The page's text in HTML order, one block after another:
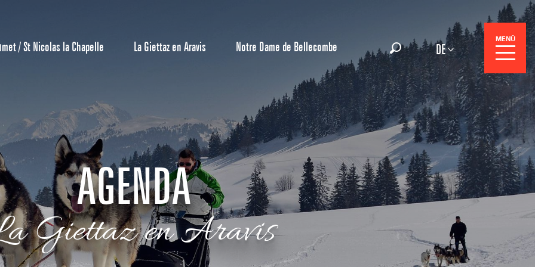
Reservierungszentrale
All-Inclusive-Reisen
/ St Nicolas la Chapelle La Giettaz en Aravis Notre Dame de Bellecombe
Suche DE
MENÜ
AGENDA
Giettaz en Aravis